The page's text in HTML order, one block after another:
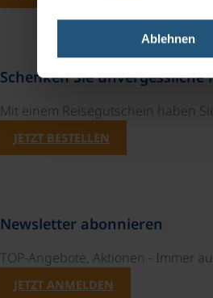
Ablehnen
Schenken Sie unvergessliche
Mit einem Reisegutschein haben
JETZT BESTELLEN
Newsletter abonnieren
TOP-Angebote, Aktionen - Immer
JETZT ANMELDEN